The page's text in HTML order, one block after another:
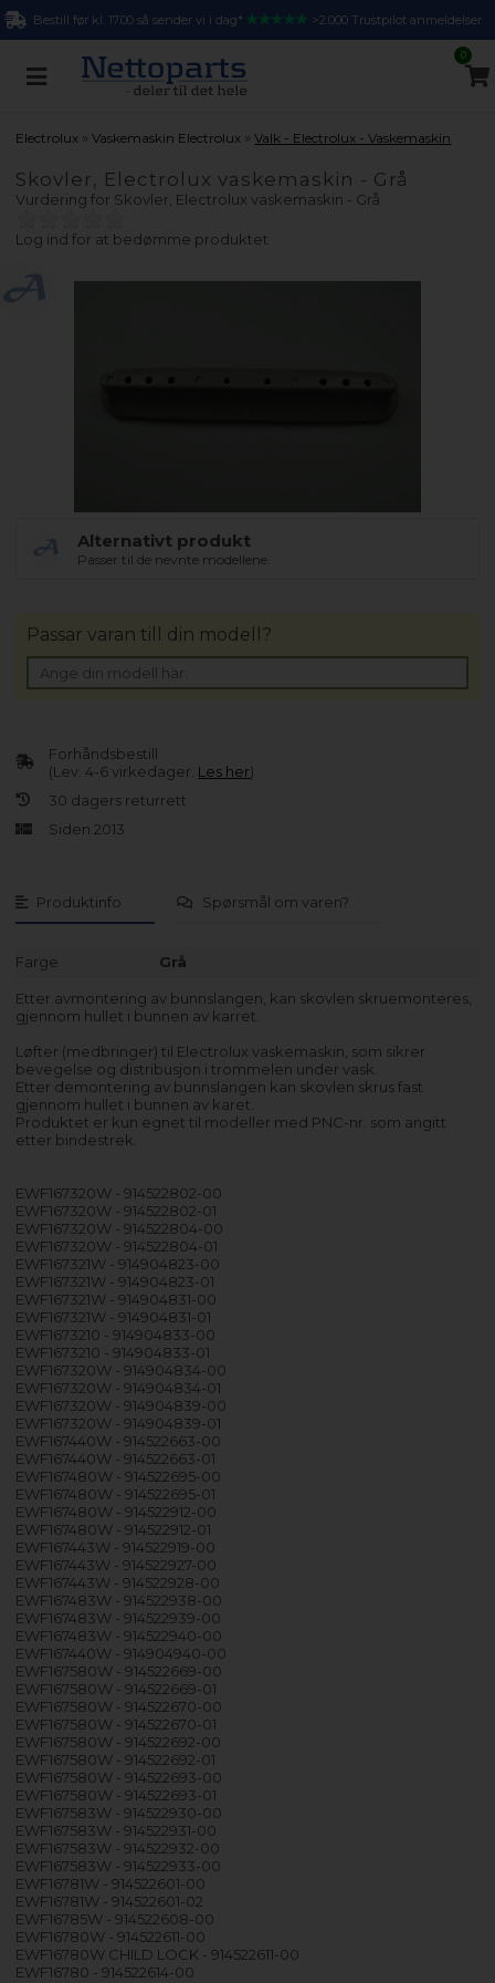
Bestill før kl. 17.00 så sender vi i dag* >2.000 Trustpilot anmeldelser
0
Electrolux »Vaskemaskin Electrolux »Valk - Electrolux - Vaskemaskin
Skovler, Electrolux vaskemaskin - Grå
Vurdering for Skovler, Electrolux vaskemaskin - Grå
Log ind for at bedømme produktet
Alternativt produkt
Passer til de nevnte modellene.
Produktinfo Spørsmål om varen?
Farge Grå
Etter avmontering av bunnslangen, kan skovlen skruemonteres,
gjennom hullet i bunnen av karret.
Løfter (medbringer) til Electrolux vaskemaskin, som sikrer
bevegelse og distribusjon i trommelen under vask.
Etter demontering av bunnslangen kan skovlen skrus fast
gjennom hullet i bunnen av karet.
Produktet er kun egnet til modeller med PNC-nr. som angitt
etter bindestrek.
EWF167320W - 914522802-00
EWF167320W - 914522802-01
EWF167320W - 914522804-00
EWF167320W - 914522804-01
EWF167321W - 914904823-00
EWF167321W - 914904823-01
EWF167321W - 914904831-00
EWF167321W - 914904831-01
EWF1673210 - 914904833-00
EWF1673210 - 914904833-01
EWF167320W - 914904834-00
EWF167320W - 914904834-01
EWF167320W - 914904839-00
EWF167320W - 914904839-01
EWF167440W - 914522663-00
EWF167440W - 914522663-01
EWF167480W - 914522695-00
EWF167480W - 914522695-01
EWF167480W - 914522912-00
EWF167480W - 914522912-01
EWF167443W - 914522919-00
EWF167443W - 914522927-00
EWF167443W - 914522928-00
EWF167483W - 914522938-00
EWF167483W - 914522939-00
EWF167483W - 914522940-00
EWF167440W - 914904940-00
EWF167580W - 914522669-00
EWF167580W - 914522669-01
EWF167580W - 914522670-00
EWF167580W - 914522670-01
EWF167580W - 914522692-00
EWF167580W - 914522692-01
EWF167580W - 914522693-00
EWF167580W - 914522693-01
EWF167583W - 914522930-00
EWF167583W - 914522931-00
EWF167583W - 914522932-00
EWF167583W - 914522933-00
EWF16781W - 914522601-00
EWF16781W - 914522601-02
EWF16785W - 914522608-00
EWF16780W - 914522611-00
EWF16780W CHILD LOCK - 914522611-00
EWF16780 - 914522614-00
Forhåndsbestill
(Lev. 4-6 virkedager. Les her)
30 dagers returrett
Siden 2013
Passar varan till din modell?